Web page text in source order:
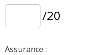
/20
Assurance :